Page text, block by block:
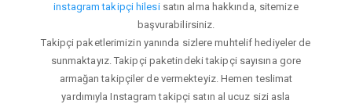
instagram takipçi hilesisatın alma hakkında, sitemize
başvurabilirsiniz.
Takipçi paketlerimizin yanında sizlere muhtelif hediyeler de
sunmaktayız. Takipçi paketindeki takipçi sayısına gore
armağan takipçiler de vermekteyiz. Hemen teslimat
yardımıyla Instagram takipçi satın al ucuz sizi asla